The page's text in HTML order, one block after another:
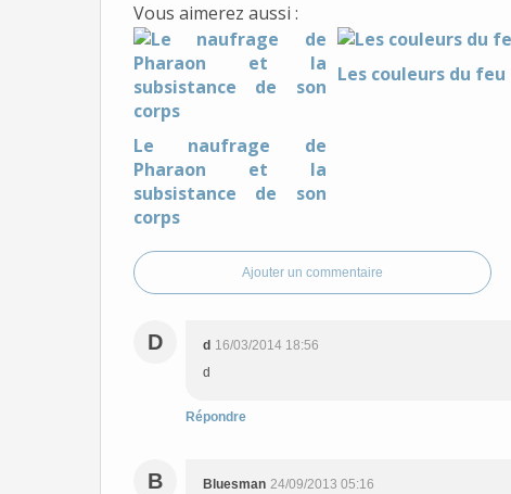
Vous aimerez aussi :
Le naufrage de
Pharaon et la
subsistance de son
corps
Les couleurs du feu
Ajouter un commentaire
D d 16/03/2014 18:56
d
Répondre
B Bluesman 24/09/2013 05:16